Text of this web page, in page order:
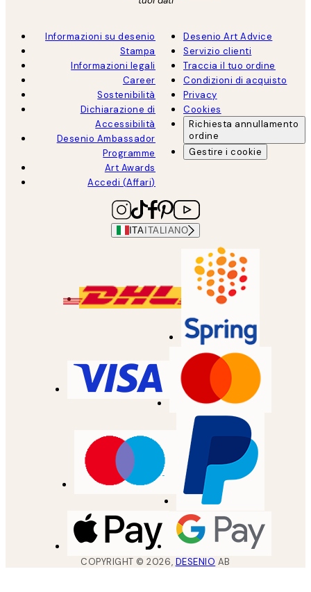
Informazioni su desenio
Stampa
Informazioni legali
Career
Sostenibilità
Dichiarazione di
Accessibilità
Desenio Ambassador
Programme
Art Awards
Accedi (Affari)
Desenio Art Advice
Servizio clienti
Traccia il tuo ordine
Condizioni di acquisto
Privacy
Cookies
Richiesta annullamento
ordine
Gestire i cookie
ITA ITALIANO
COPYRIGHT ©2026, DESENIO AB